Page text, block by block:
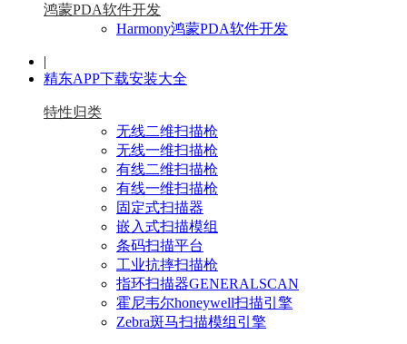
鸿蒙PDA软件开发
Harmony鸿蒙PDA软件开发
|
精东APP下载安装大全
特性归类
无线二维扫描枪
无线一维扫描枪
有线二维扫描枪
有线一维扫描枪
固定式扫描器
嵌入式扫描模组
条码扫描平台
工业抗摔扫描枪
指环扫描器GENERALSCAN
霍尼韦尔honeywell扫描引擎
Zebra斑马扫描模组引擎